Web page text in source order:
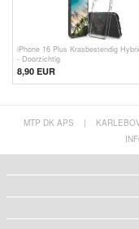
iPhone 16 Plus Krasbestendig
- Doorzichtig
8,90 EUR
MTP DK APS |